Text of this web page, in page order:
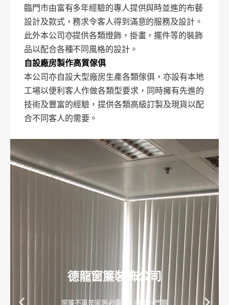
臨門市由富有多年經驗的專人提供與時並進的布藝
設計及款式，務求令客人得到滿意的服務及設計。
此外本公司亦提供各類燈飾，掛畫，擺件等的裝飾
品以配合各種不同風格的設計。
自設廠房製作高質傢俱
本公司亦自設大型廠房生產各類傢俱，亦設有本地
工場以便利客人作做各類型要求，同時擁有先進的
技術及豐富的經驗，提供各類高級訂製及現貨以配
合不同客人的需要。
德龍窗簾裝飾公司
窗簾不單是家居必需品，亦是一門藝